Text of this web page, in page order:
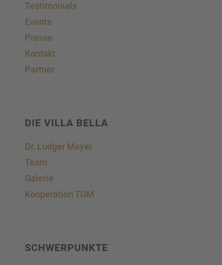
Testi­mo­ni­als
Events
Presse
Kontakt
Partner
DIE VILLA BELLA
Dr. Ludger Meyer
Team
Galerie
Koope­ra­tion TUM
SCHWER­PUNKTE